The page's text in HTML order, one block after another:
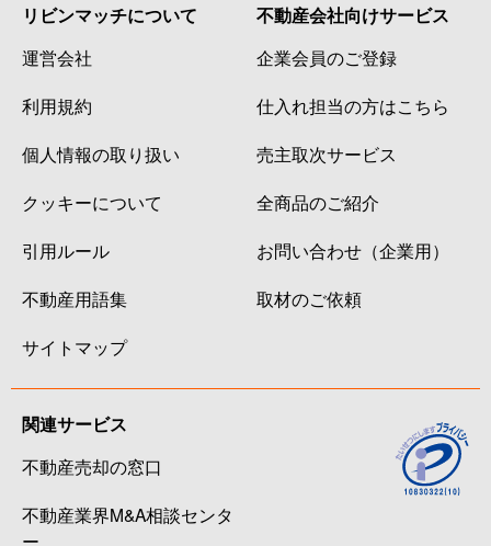
リビンマッチについて
運営会社
利用規約
個人情報の取り扱い
クッキーについて
引用ルール
不動産用語集
サイトマップ
不動産会社向けサービス
企業会員のご登録
仕入れ担当の方はこちら
売主取次サービス
全商品のご紹介
お問い合わせ（企業用）
取材のご依頼
関連サービス
不動産売却の窓口
不動産業界M&A相談センタ
ー